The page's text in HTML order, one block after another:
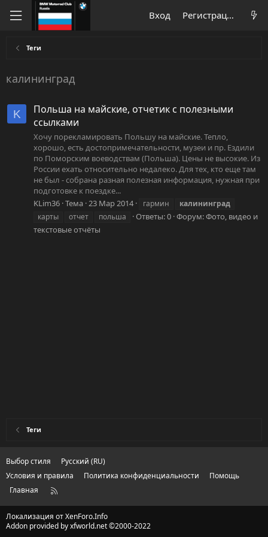
Вход Регистрация
Теги
калининград
K
Польша на майские, отчетик с полезными
ссылками
Хочу порекламировать Польшу на майские. Тепло,
хорошо, есть достопримечательности, музеи и пр. Ездили
по Поморским воеводствам (Польша). Цены не высокие. Из
России ехать относительно недалеко. Для тех, кто еще там
не был - собрана разная полезная информация, нужная при
подготовке к поездке...
KLim36 Тема 23 Мар 2014 гармин
калининград
карты
отчет польша Ответы: 0 Форум:Фото, видео и
текстовые отчёты
Теги
Выбор стиля
Русский (RU)
Условия и правила
Политика конфиденциальности
Помощь
Главная
R
Локализация отXenForo.Info
Addon provided by xfworld.net ©2000-2022